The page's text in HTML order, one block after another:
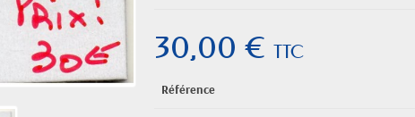
30,00 €TTC
Référence